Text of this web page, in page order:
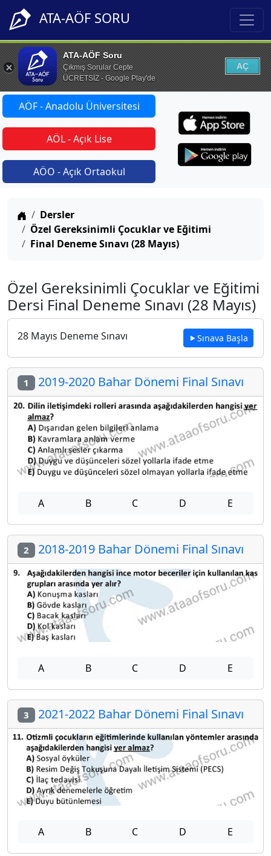
ATA-AÖF SORU
ATA-AÖF Soru
Çıkmış Sorular Cepte
ÜCRETSİZ - Google Play'de
AÇ
AÖF - Anadolu Üniversitesi
AÖL - Açık Lise
AÖO - Açık Ortaokul
Anasayfa
Dersler
Özel Gereksinimli Çocuklar ve Eğitimi
Final Deneme Sınavı (28 Mayıs)
Özel Gereksinimli Çocuklar ve Eğitimi
Dersi Final Deneme Sınavı (28 Mayıs)
28 Mayıs Deneme Sınavı Sınava Başla
1 2019-2020 Bahar Dönemi Final Sınavı
A B C D E
2 2018-2019 Bahar Dönemi Final Sınavı
A B C D E
3 2021-2022 Bahar Dönemi Final Sınavı
A B C D E